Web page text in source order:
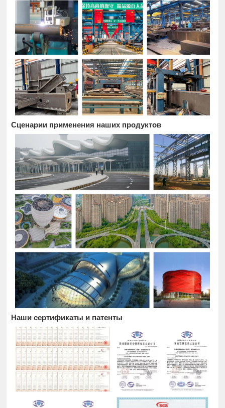
Сценарии применения наших продуктов
Наши сертификаты и патенты